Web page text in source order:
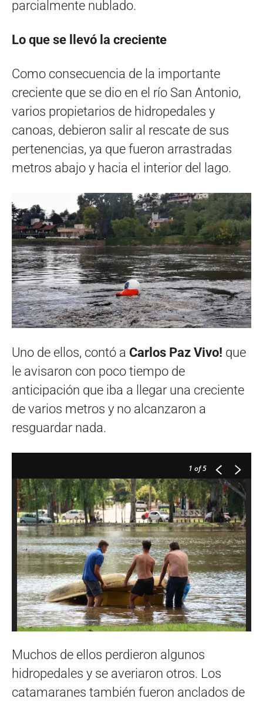
parcialmente nublado.
Lo que se llevó la creciente
Como consecuencia de la importante
creciente que se dio en el río San Antonio,
varios propietarios de hidropedales y
canoas, debieron salir al rescate de sus
pertenencias, ya que fueron arrastradas
metros abajo y hacia el interior del lago.
Uno de ellos, contó a Carlos Paz Vivo! que
le avisaron con poco tiempo de
anticipación que iba a llegar una creciente
de varios metros y no alcanzaron a
resguardar nada.
1 of 5
Muchos de ellos perdieron algunos
hidropedales y se averiaron otros. Los
catamaranes también fueron anclados de